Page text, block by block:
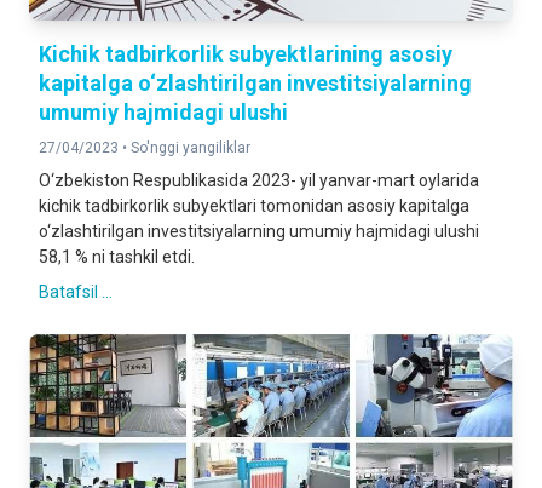
Kichik tadbirkorlik subyektlarining asosiy
kapitalga o‘zlashtirilgan investitsiyalarning
umumiy hajmidagi ulushi
27/04/2023 • So'nggi yangiliklar
O‘zbekiston Respublikasida 2023- yil yanvar-mart oylarida
kichik tadbirkorlik subyektlari tomonidan asosiy kapitalga
o‘zlashtirilgan investitsiyalarning umumiy hajmidagi ulushi
58,1 % ni tashkil etdi.
Batafsil ...